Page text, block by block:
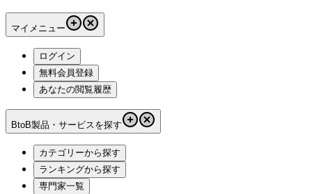
マイメニュー
ログイン
無料会員登録
あなたの閲覧履歴
BtoB製品・サービスを探す
カテゴリーから探す
ランキングから探す
専門家一覧